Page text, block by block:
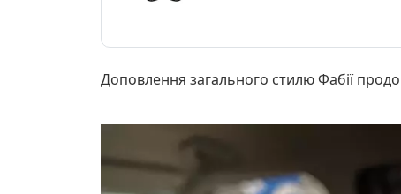
Доповлення загального стилю Фабії